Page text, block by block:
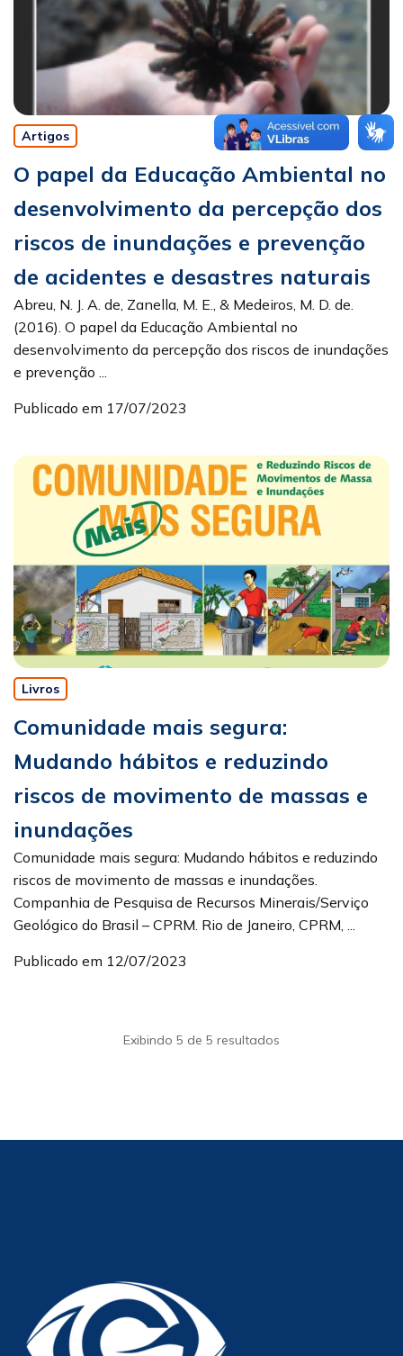
Artigos
O papel da Educação Ambiental no
desenvolvimento da percepção dos
riscos de inundações e prevenção
de acidentes e desastres naturais
Abreu, N. J. A. de, Zanella, M. E., & Medeiros, M. D. de.
(2016). O papel da Educação Ambiental no
desenvolvimento da percepção dos riscos de inundações
e prevenção ...
Publicado em 17/07/2023
Livros
Comunidade mais segura:
Mudando hábitos e reduzindo
riscos de movimento de massas e
inundações
Comunidade mais segura: Mudando hábitos e reduzindo
riscos de movimento de massas e inundações.
Companhia de Pesquisa de Recursos Minerais/Serviço
Geológico do Brasil – CPRM. Rio de Janeiro, CPRM, ...
Publicado em 12/07/2023
Exibindo 5 de 5 resultados